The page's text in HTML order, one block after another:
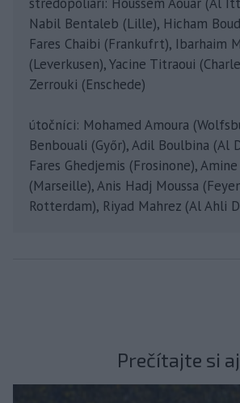
Nabil Bentaleb (Lille), Hicham
Fares Chaibi (Frankufrt), Ibarhaim
(Leverkusen), Yacine Titraoui
Zerrouki (Enschede)
útočníci: Mohamed Amoura
Benbouali (Győr), Adil Boulbina (Al
Fares Ghedjemis (Frosinone),
(Marseille), Anis Hadj Moussa
Rotterdam), Riyad Mahrez (Al Ahli
Prečítajte si